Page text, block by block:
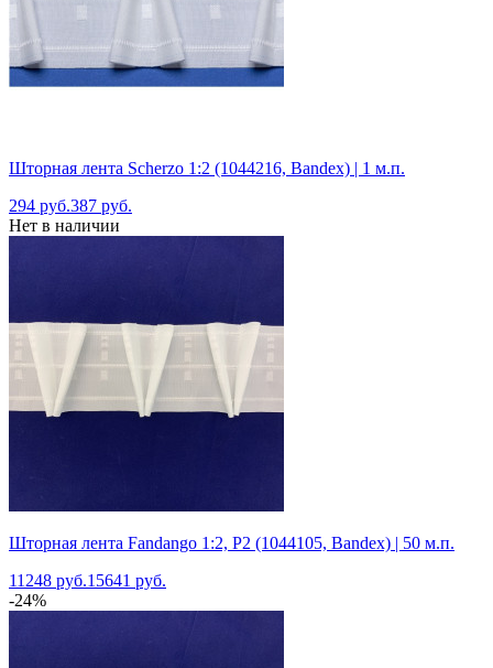
Шторная лента Scherzo 1:2 (1044216, Bandex) | 1 м.п.
294 руб.387 руб.
Нет в наличии
Шторная лента Fandango 1:2, P2 (1044105, Bandex) | 50 м.п.
11248 руб.15641 руб.
-24%